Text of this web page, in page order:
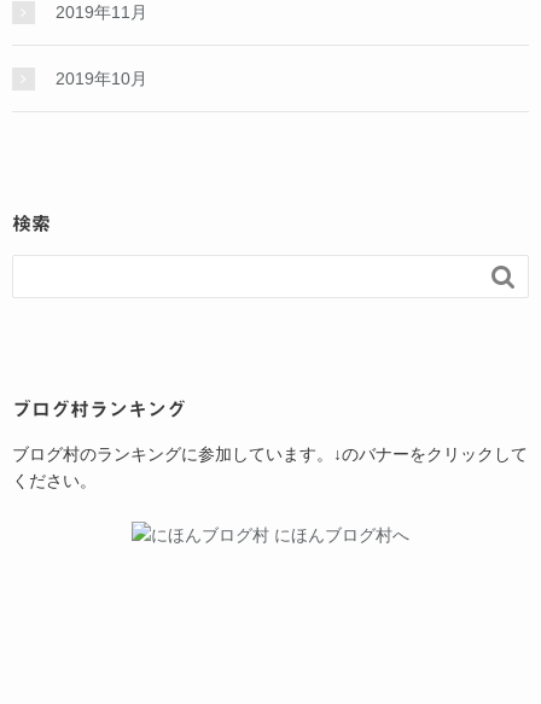
2019年11月
2019年10月
検索

ブログ村ランキング
ブログ村のランキングに参加しています。↓のバナーをクリックして
ください。